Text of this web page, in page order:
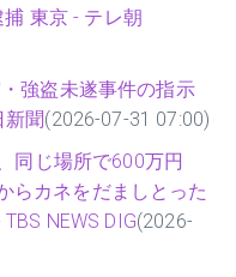
捕 東京 - テレ朝
強盗未遂事件の指示
聞(2026-07-31 07:00)
同じ場所で600万円
らカネをだましとった
NEWS DIG(2026-